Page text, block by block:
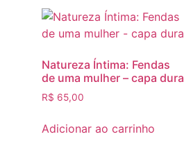
Natureza Íntima: Fendas
de uma mulher – capa dura
R$ 65,00
Adicionar ao carrinho